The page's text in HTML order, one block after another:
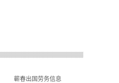
蕲春出国劳务信息